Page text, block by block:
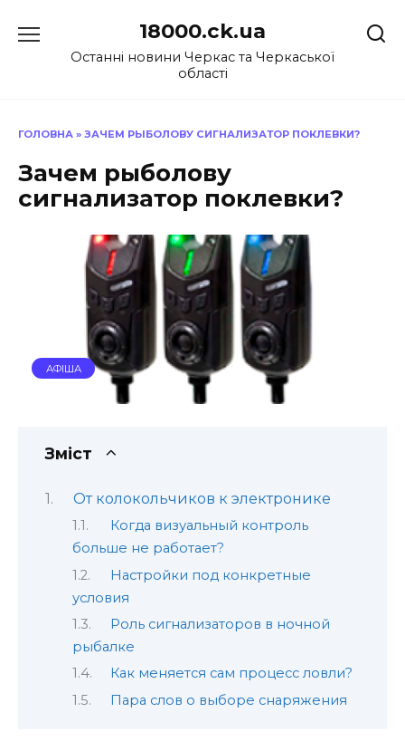
до
18000.ck.ua
Останні новини Черкас та Черкаської
області
ГОЛОВНА » ЗАЧЕМ РЫБОЛОВУ СИГНАЛИЗАТОР ПОКЛЕВКИ?
Зачем рыболову
сигнализатор поклевки?
АФІША
Зміст
От колокольчиков к электронике
Когда визуальный контроль
больше не работает?
Настройки под конкретные
условия
Роль сигнализаторов в ночной
рыбалке
Как меняется сам процесс ловли?
Пара слов о выборе снаряжения